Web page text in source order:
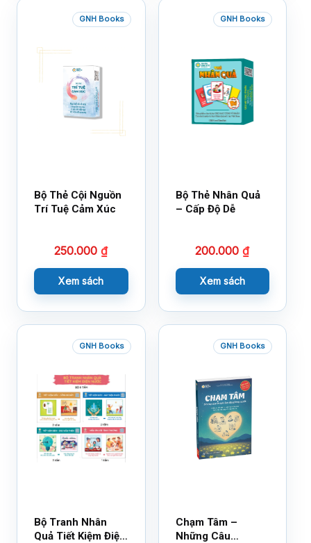
GNH Books
Bộ Thẻ Cội Nguồn
Trí Tuệ Cảm Xúc
250.000₫
Xem sách
GNH Books
Bộ Thẻ Nhân Quả
– Cấp Độ Dễ
200.000₫
Xem sách
GNH Books
Bộ Tranh Nhân
Quả Tiết Kiệm Điện
GNH Books
Chạm Tâm –
Những Câu